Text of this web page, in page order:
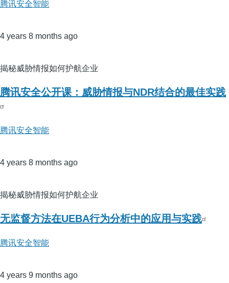
腾讯安全智能
4 years 8 months ago
揭秘威胁情报如何护航企业
腾讯安全公开课：威胁情报与NDR结合的最佳实践
腾讯安全智能
4 years 8 months ago
揭秘威胁情报如何护航企业
无监督方法在UEBA行为分析中的应用与实践
腾讯安全智能
4 years 9 months ago